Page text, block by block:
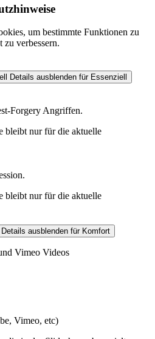
um bestimmte Funktionen zu
zu verbessern.
Details ausblenden für Essenziell
Forgery Angriffen.
bleibt nur für die aktuelle
bleibt nur für die aktuelle
Details ausblenden für Komfort
Vimeo Videos
Vimeo, etc)